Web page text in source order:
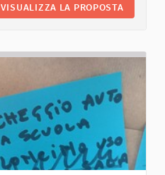
VISUALIZZA LA PROPOSTA